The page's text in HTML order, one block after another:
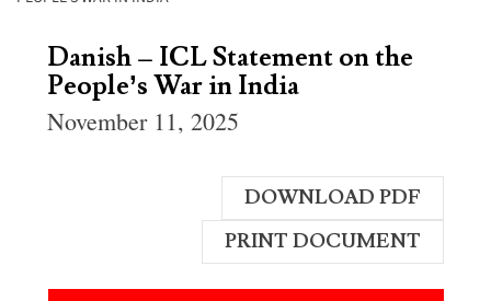
Danish – ICL Statement on the
People’s War in India
November 11, 2025
DOWNLOAD PDF
PRINT DOCUMENT